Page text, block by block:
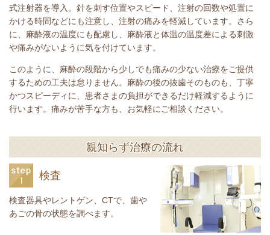
式注射器を導入。針を刺す位置やスピード、注射の回数や処置に
かける時間などにも注意し、注射の痛みを軽減しています。さら
に、麻酔液の温度にも配慮し、麻酔液と体温の温度差による刺激
や痛みがないように気を付けています。
このように、麻酔の段階から少しでも痛みの少ない治療をご提供
するための工夫は怠りません。麻酔の後の抜歯そのものも、丁寧
かつスピーディに、患者さまの負担ができるだけ軽減するように
行います。痛みが苦手な方も、お気軽にご相談ください。
親知らず治療の流れ
検査
検査器具やレントゲン、CTで、歯や
あごの骨の状態を調べます。